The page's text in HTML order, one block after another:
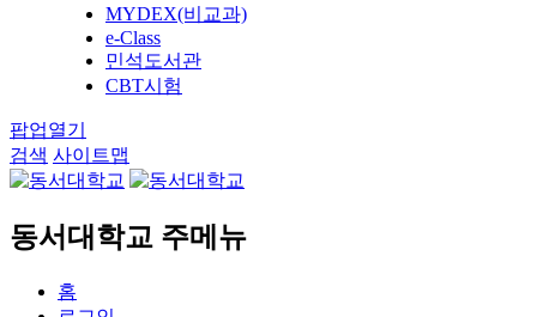
MYDEX(비교과)
e-Class
민석도서관
CBT시험
팝업열기
검색 사이트맵
동서대학교 주메뉴
홈